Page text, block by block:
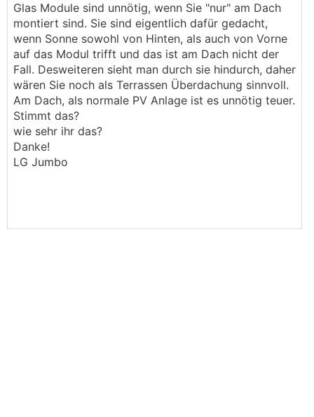
Glas Module sind unnötig, wenn Sie "nur" am Dach
montiert sind. Sie sind eigentlich dafür gedacht,
wenn Sonne sowohl von Hinten, als auch von Vorne
auf das Modul trifft und das ist am Dach nicht der
Fall. Desweiteren sieht man durch sie hindurch, daher
wären Sie noch als Terrassen Überdachung sinnvoll.
Am Dach, als normale PV Anlage ist es unnötig teuer.
Stimmt das?
wie sehr ihr das?
Danke!
LG Jumbo